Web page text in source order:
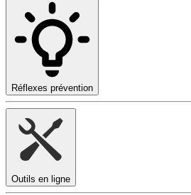
Réflexes prévention
Outils en ligne